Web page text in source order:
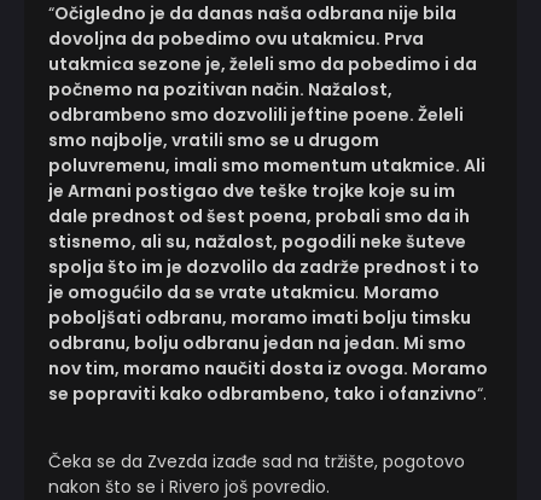
“Očigledno je da danas naša odbrana nije bila
dovoljna da pobedimo ovu utakmicu. Prva
utakmica sezone je, želeli smo da pobedimo i da
počnemo na pozitivan način. Nažalost,
odbrambeno smo dozvolili jeftine poene. Želeli
smo najbolje, vratili smo se u drugom
poluvremenu, imali smo momentum utakmice. Ali
je Armani postigao dve teške trojke koje su im
dale prednost od šest poena, probali smo da ih
stisnemo, ali su, nažalost, pogodili neke šuteve
spolja što im je dozvolilo da zadrže prednost i to
je omogućilo da se vrate utakmicu. Moramo
poboljšati odbranu, moramo imati bolju timsku
odbranu, bolju odbranu jedan na jedan. Mi smo
nov tim, moramo naučiti dosta iz ovoga. Moramo
se popraviti kako odbrambeno, tako i ofanzivno“.
Čeka se da Zvezda izađe sad na tržište, pogotovo
nakon što se i Rivero još povredio.